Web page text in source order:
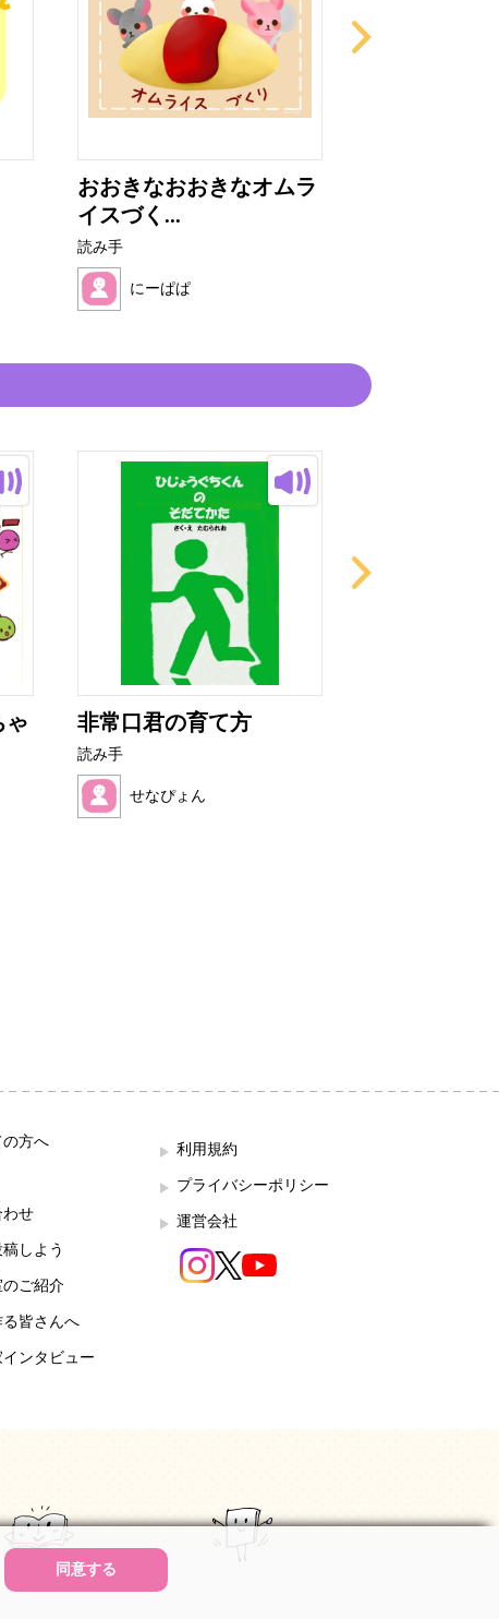
おおきなおおきなオムラ
イスづく...
読み手
にーぱぱ
ゃ
非常口君の育て方
読み手
せなぴょん
の方へ
わせ
しよう
ご紹介
皆さんへ
ンタビュー
利用規約
プライバシーポリシー
運営会社
同意する